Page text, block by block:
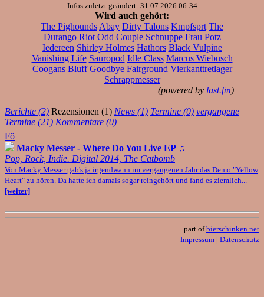
Infos zuletzt geändert: 31.07.2026 06:34
Wird auch gehört:
The Pighounds Abay Dirty Talons Kmpfsprt The
Durango Riot Odd Couple Schnuppe Frau Potz
Iedereen Shirley Holmes Hathors Black Vulpine
Vanishing Life Sauropod Idle Class Marcus Wiebusch
Coogans Bluff Goodbye Fairground Vierkanttretlager
Schrappmesser
(powered by last.fm)
Berichte (2) Rezensionen (1) News (1) Termine (0) vergangene
Termine (21) Kommentare (0)
Fö
Macky Messer - Where Do You Live EP ♫
Pop, Rock, Indie. Digital 2014, The Catbomb
Von Macky Messer gab's ja irgendwann im vergangenen Jahr das Demo "Yellow
Heart" zu hören. Da hatte ich damals sogar reingehört und fand es ziemlich...
[weiter]
part ofbierschinken.net
Impressum | Datenschutz